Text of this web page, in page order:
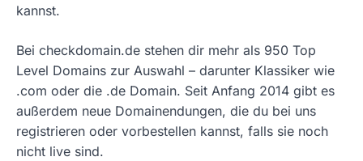
kannst.
Bei checkdomain.de stehen dir mehr als 950 Top
Level Domains zur Auswahl – darunter Klassiker wie
.com oder die .de Domain. Seit Anfang 2014 gibt es
außerdem neue Domainendungen, die du bei uns
registrieren oder vorbestellen kannst, falls sie noch
nicht live sind.